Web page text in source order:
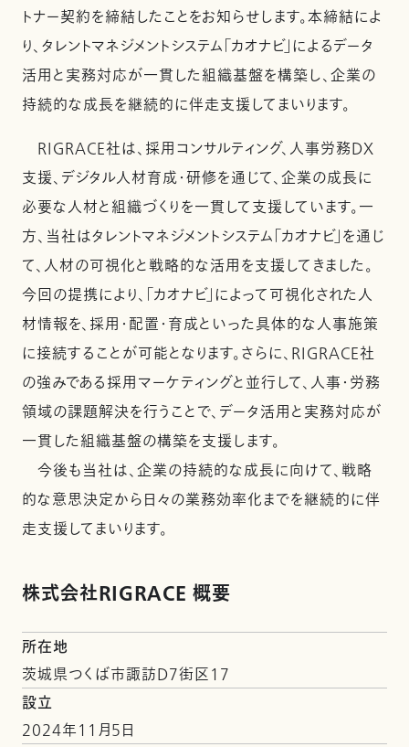
トナー契約を締結したことをお知らせします。本締結によ
り、タレントマネジメントシステム「カオナビ」によるデータ
活用と実務対応が一貫した組織基盤を構築し、企業の
持続的な成長を継続的に伴走支援してまいります。
RIGRACE社は、採用コンサルティング、人事労務DX
支援、デジタル人材育成・研修を通じて、企業の成長に
必要な人材と組織づくりを一貫して支援しています。一
方、当社はタレントマネジメントシステム「カオナビ」を通じ
て、人材の可視化と戦略的な活用を支援してきました。
今回の提携により、「カオナビ」によって可視化された人
材情報を、採用・配置・育成といった具体的な人事施策
に接続することが可能となります。さらに、RIGRACE社
の強みである採用マーケティングと並行して、人事・労務
領域の課題解決を行うことで、データ活用と実務対応が
一貫した組織基盤の構築を支援します。
今後も当社は、企業の持続的な成長に向けて、戦略
的な意思決定から日々の業務効率化までを継続的に伴
走支援してまいります。
株式会社RIGRACE 概要
所在地
茨城県つくば市諏訪D7街区17
設立
2024年11月5日